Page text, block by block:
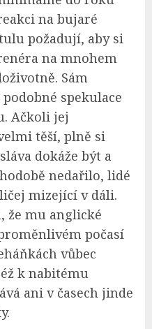
na bujaré
požadují, aby si
na mnohem
Sám
spekulace
Ačkoli jej
těší, plně si
dokáže být a
nedařilo, lidé
mizející v dáli.
že mu anglické
počasí
vůbec
k nabitému
ani v časech jinde